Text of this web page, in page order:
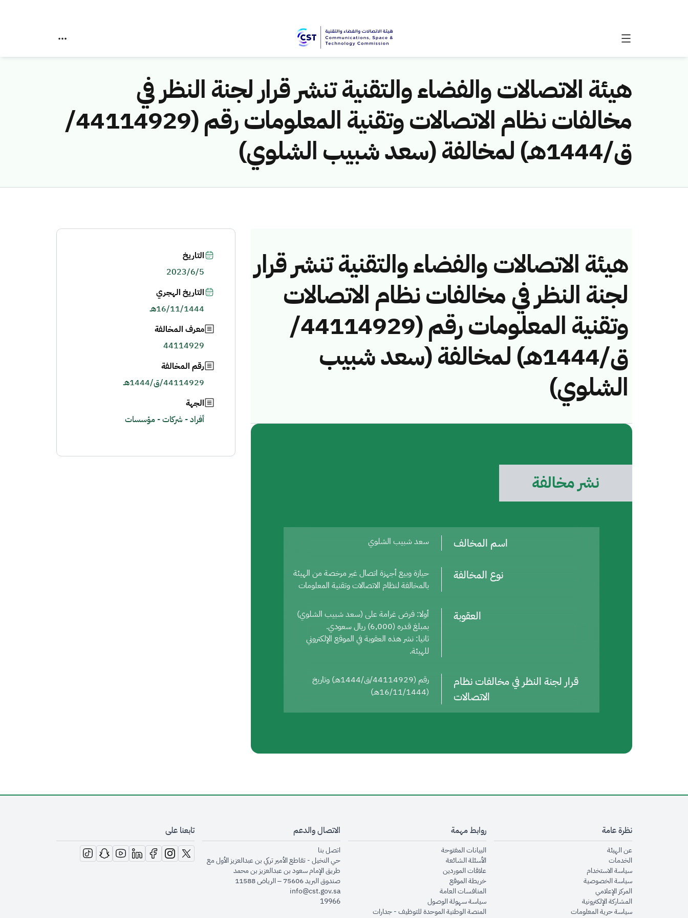
هيئة الاتصالات والفضاء والتقنية تنشر قرار لجنة النظر في
مخالفات نظام الاتصالات وتقنية المعلومات رقم (44114929/
ق/1444هـ) لمخالفة (سعد شبيب الشلوي)
هيئة الاتصالات والفضاء والتقنية تنشر قرار
لجنة النظر في مخالفات نظام الاتصالات
وتقنية المعلومات رقم (44114929/
ق/1444هـ) لمخالفة (سعد شبيب
الشلوي)
نشر مخالفة
اسم المخالف سعد شبيب الشلوي
نوع المخالفة
حيازة وبيع أجهزة اتصال غير مرخصة من الهيئة
بالمخالفة لنظام الاتصالات وتقنية المعلومات
العقوبة
أولا: فرض غرامة على (سعد شبيب الشلوي)
بمبلغ قدره (6,000) ريال سعودي.
ثانيا: نشر هذه العقوبة في الموقع الإلكتروني
للهيئة.
قرار لجنة النظر في مخالفات نظام
الاتصالات
رقم (44114929/ق/1444هـ) وتاريخ
(16/11/1444هـ)
التاريخ
2023/6/5
التاريخ الهجري
16/11/1444هـ
معرف المخالفة
44114929
رقم المخالفة
44114929/ق/1444هـ
الجهة
أفراد - شركات - مؤسسات
نظرة عامة
عن الهيئةopens in new window
الخدماتopens in new window
سياسة الاستخدام
سياسة الخصوصيةopens in new window
المركز الإعلاميopens in new window
المشاركة الإلكترونيةopens in new window
سياسة حرية المعلوماتopens in new window
روابط مهمة
البيانات المفتوحةopens in new window
الأسئلة الشائعةopens in new window
علاقات الموردينopens in new window
خريطة الموقعopens in new window
المنافسات العامةopens in new window
سياسة سهولة الوصولopens in new window
المنصة الوطنية الموحدة للتوظيف - جداراتopens in new window
الاتصال والدعم
اتصل بنا
حي النخيل - تقاطع الأمير تركي بن عبدالعزيز الأول مع
طريق الإمام سعود بن عبدالعزيز بن محمد
صندوق البريد 75606 – الرياض 11588
info@cst.gov.sa
19966
تابعنا على
opens in new window
opens in new window
opens in new window
opens in new window
opens in new window
opens in new window
opens in new window